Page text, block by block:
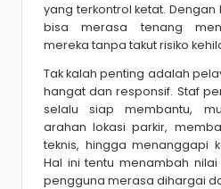
yang terkontrol ketat.
bisa merasa tenang
mereka tanpa takut risiko
Tak kalah penting adalah
hangat dan responsif. Staf
selalu siap membantu,
arahan lokasi parkir,
teknis, hingga menanggapi
Hal ini tentu menambah
pengguna merasa dihargai